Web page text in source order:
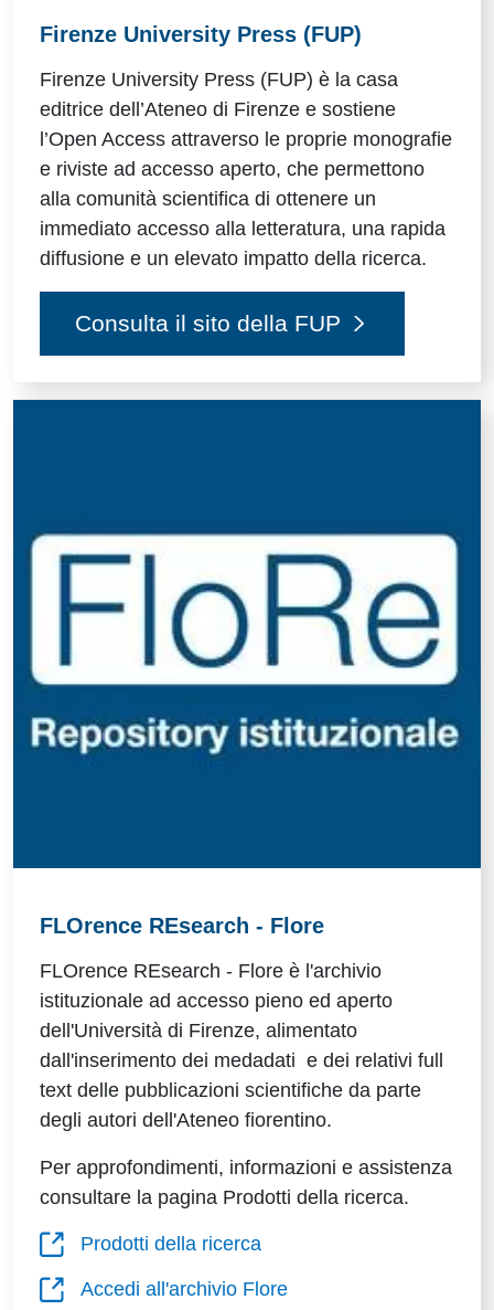
Firenze University Press (FUP)
Firenze University Press (FUP) è la casa
editrice dell’Ateneo di Firenze e sostiene
l’Open Access attraverso le proprie monografie
e riviste ad accesso aperto, che permettono
alla comunità scientifica di ottenere un
immediato accesso alla letteratura, una rapida
diffusione e un elevato impatto della ricerca.
Consulta il sito della FUP
FLOrence REsearch - Flore
FLOrence REsearch - Flore è l'archivio
istituzionale ad accesso pieno ed aperto
dell'Università di Firenze, alimentato
dall'inserimento dei medadati e dei relativi full
text delle pubblicazioni scientifiche da parte
degli autori dell'Ateneo fiorentino.
Per approfondimenti, informazioni e assistenza
consultare la pagina Prodotti della ricerca.
Prodotti della ricerca
Accedi all'archivio Flore